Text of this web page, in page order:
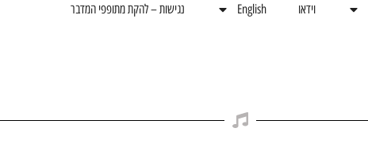
וידאו English נגישות – להקת מתופפי המדבר